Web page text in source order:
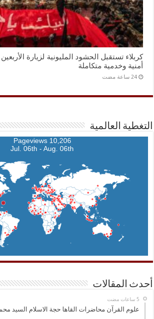
كربلاء تستقبل الحشود المليونية لزيارة
أمنية وخدمية متكاملة
‏24 ساعة مضت
التغطية العالمية
10,206 Pageviews
Jul. 06th - Aug. 06th
أحدث المقالات
علوم القرآن محاضرات القاها حجة الاسلام السيد